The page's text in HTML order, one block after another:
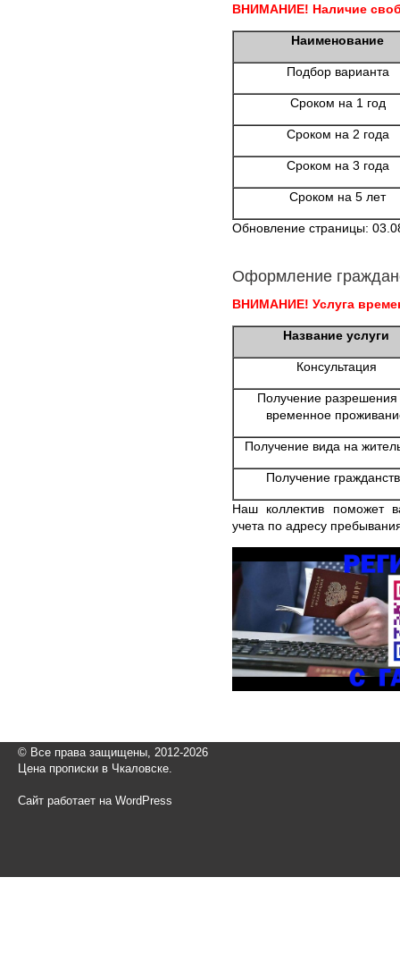
ВНИМАНИЕ! Наличие
Наименование
Подбор варианта
Сроком на 1 год
Сроком на 2 года
Сроком на 3 года
Сроком на 5 лет
Обновление страницы:
Оформление
ВНИМАНИЕ! Услуга
Название услуги
Консультация
Получение разрешения
временное
Получение вида на
Получение
Наш коллектив поможет
учета по адресу
© Все права защищены, 2012-2026
Цена прописки в Чкаловске.
Сайт работает на WordPress